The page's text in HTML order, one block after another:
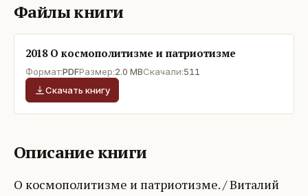
Файлы книги
2018 О космополитизме и патриотизме
Формат:PDFРазмер:2.0 MBСкачали:511
Скачать книгу
Описание книги
О космополитизме и патриотизме. / Виталий